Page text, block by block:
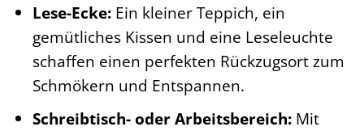
Lese-Ecke: Ein kleiner Teppich, ein
gemütliches Kissen und eine Leseleuchte
schaffen einen perfekten Rückzugsort zum
Schmökern und Entspannen.
Schreibtisch- oder Arbeitsbereich: Mit